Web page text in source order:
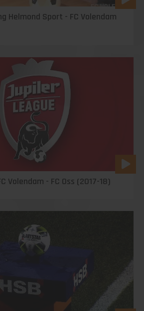
Helmond Sport - FC Volendam
Volendam - FC Oss (2017-18)